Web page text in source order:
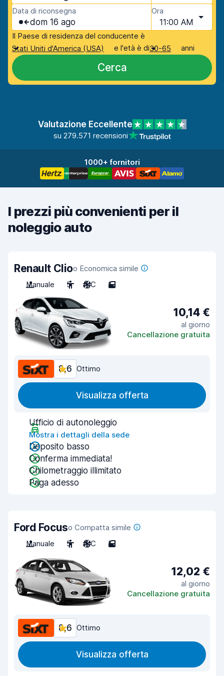
Data di riconsegna
dom 16 ago
Ora
11:00 AM
Il Paese di residenza del conducente è
Stati Uniti d'America (USA)
e l'età è di30-65 anni
Cerca
Valutazione Eccellente
su 279.571 recensioni
1000+ fornitori
I prezzi più convenienti per il
noleggio auto
Renault Clioo Economica simile
Manuale
5 A/C 5
10,14 €
al giorno
Cancellazione gratuita
8,6 Ottimo
Visualizza offerta
Ufficio di autonoleggio
Mostra i dettagli della sede
Deposito basso
Conferma immediata!
Chilometraggio illimitato
Paga adesso
Ford Focuso Compatta simile
Manuale
5 A/C 5
12,02 €
al giorno
Cancellazione gratuita
8,6 Ottimo
Visualizza offerta